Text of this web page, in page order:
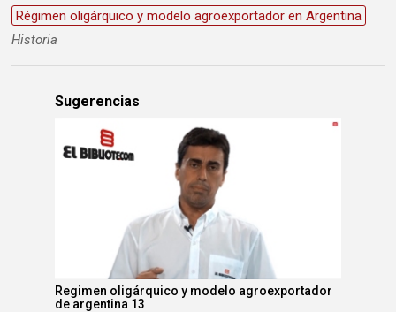
Régimen oligárquico y modelo agroexportador en Argentina
Historia
Sugerencias
Regimen oligárquico y modelo agroexportador
de argentina 13